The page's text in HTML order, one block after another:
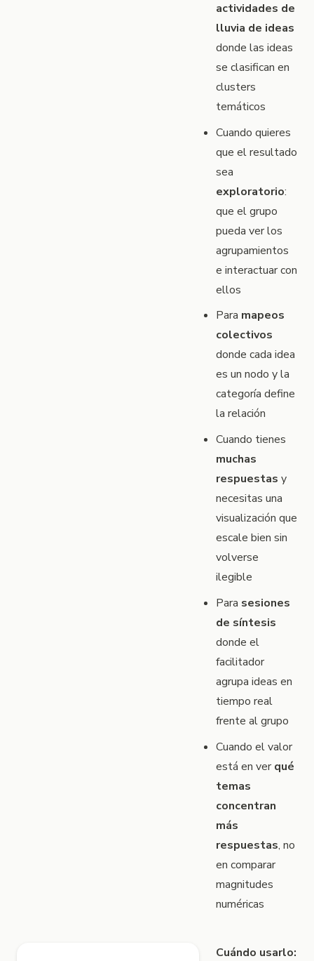
actividades de
lluvia de ideas
donde las ideas
se clasifican en
clusters
temáticos
Cuando quieres
que el resultado
sea
exploratorio:
que el grupo
pueda ver los
agrupamientos
e interactuar con
ellos
Para mapeos
colectivos
donde cada idea
es un nodo y la
categoría define
la relación
Cuando tienes
muchas
respuestas y
necesitas una
visualización que
escale bien sin
volverse
ilegible
Para sesiones
de síntesis
donde el
facilitador
agrupa ideas en
tiempo real
frente al grupo
Cuando el valor
está en verqué
temas
concentran
más
respuestas, no
en comparar
magnitudes
numéricas
Cuándo usarlo: